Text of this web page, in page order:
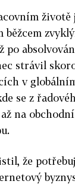
životě
po
strávil
v
se z
na
že